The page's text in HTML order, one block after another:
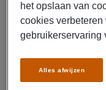
EMMEN
Fulltime
MBO
het opslaan van
cookies
gebruikerservaring
Alles afwijzen